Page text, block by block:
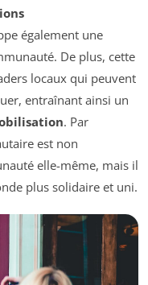
également une
De plus, cette
locaux qui peuvent
entraînant ainsi un
. Par
est non
elle-même, mais il
plus solidaire et uni.